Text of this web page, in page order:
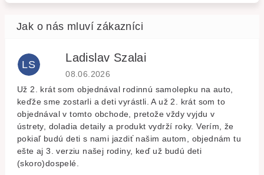
LS
Ladislav Szalai
Hodnocení obchodu je 5 z 5 hvězdiček.
08.06.2026
Už 2. krát som objednával rodinnú samolepku na auto,
keďže sme zostarli a deti vyrástli. A už 2. krát som to
objednával v tomto obchode, pretože vždy vyjdu v
ústrety, doladia detaily a produkt vydrží roky. Verím, že
pokiaľ budú deti s nami jazdiť našim autom, objednám tu
ešte aj 3. verziu našej rodiny, keď už budú deti
(skoro)dospelé.